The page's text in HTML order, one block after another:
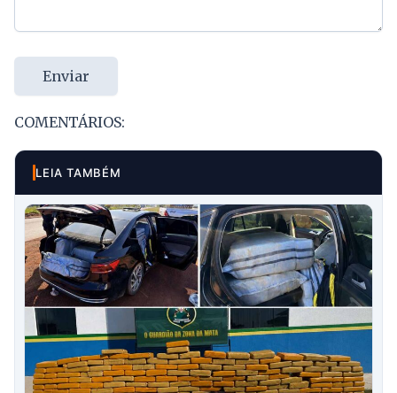
Enviar
COMENTÁRIOS:
LEIA TAMBÉM